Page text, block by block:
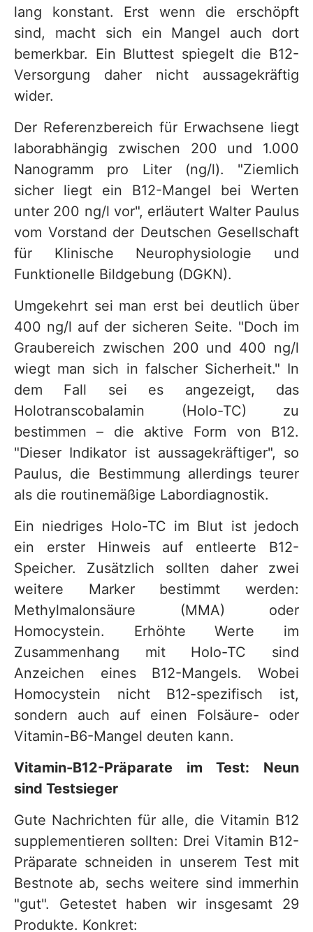
lang konstant. Erst wenn die erschöpft
sind, macht sich ein Mangel auch dort
bemerkbar. Ein Bluttest spiegelt die B12-
Versorgung daher nicht aussagekräftig
wider.
Der Referenzbereich für Erwachsene liegt
laborabhängig zwischen 200 und 1.000
Nanogramm pro Liter (ng/l). "Ziemlich
sicher liegt ein B12-Mangel bei Werten
unter 200 ng/l vor", erläutert Walter Paulus
vom Vorstand der Deutschen Gesellschaft
für Klinische Neurophysiologie und
Funktionelle Bildgebung (DGKN).
Umgekehrt sei man erst bei deutlich über
400 ng/l auf der sicheren Seite. "Doch im
Graubereich zwischen 200 und 400 ng/l
wiegt man sich in falscher Sicherheit." In
dem Fall sei es angezeigt, das
Holotranscobalamin (Holo-TC) zu
bestimmen – die aktive Form von B12.
"Dieser Indikator ist aussagekräftiger", so
Paulus, die Bestimmung allerdings teurer
als die routinemäßige Labordiagnostik.
Ein niedriges Holo-TC im Blut ist jedoch
ein erster Hinweis auf entleerte B12-
Speicher. Zusätzlich sollten daher zwei
weitere Marker bestimmt werden:
Methylmalonsäure (MMA) oder
Homocystein. Erhöhte Werte im
Zusammenhang mit Holo-TC sind
Anzeichen eines B12-Mangels. Wobei
Homocystein nicht B12-spezifisch ist,
sondern auch auf einen Folsäure- oder
Vitamin-B6-Mangel deuten kann.
Vitamin-B12-Präparate im Test: Neun
sind Testsieger
Gute Nachrichten für alle, die Vitamin B12
supplementieren sollten: Drei Vitamin B12-
Präparate schneiden in unserem Test mit
Bestnote ab, sechs weitere sind immerhin
"gut". Getestet haben wir insgesamt 29
Produkte. Konkret: